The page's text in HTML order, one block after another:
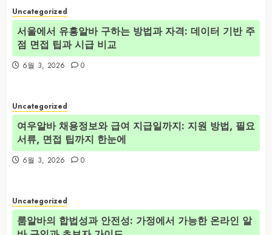
Uncategorized
서울에서 유흥알바 구하는 방법과 자격: 데이터 기반 주
점 면접 팁과 시급 비교
6월 3, 2026 0
Uncategorized
여우알바 채용정보와 급여 지급일까지: 지원 방법, 필요
서류, 면접 팁까지 한눈에
6월 3, 2026 0
Uncategorized
룸알바의 합법성과 안전성: 가정에서 가능한 온라인 알